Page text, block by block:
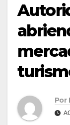
Por